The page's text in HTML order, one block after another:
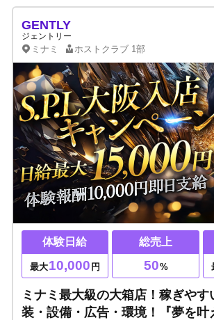
GENTLY
ジェントリー
ミナミ ホストクラブ 1部
体験日給
最大10,000 円
総売上
50%
ミナミ最大級の大箱店！稼ぎやす
装・設備・広告・環境！『夢を叶